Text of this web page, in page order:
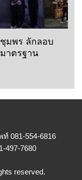
มพร ลักลอบ
าตรฐาน
081-554-6816
497-7680
reserved.